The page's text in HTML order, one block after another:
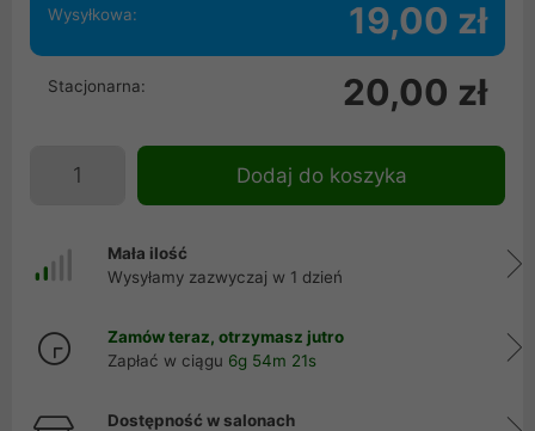
Wysyłkowa: 19,00 zł
Stacjonarna: 20,00 zł
Dodaj do koszyka
Mała ilość
Wysyłamy zazwyczaj w 1 dzień
Zamów teraz, otrzymasz jutro
Zapłać w ciągu 6g 54m 21s
Dostępność w salonach